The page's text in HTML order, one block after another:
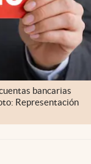
bancarias
Representación